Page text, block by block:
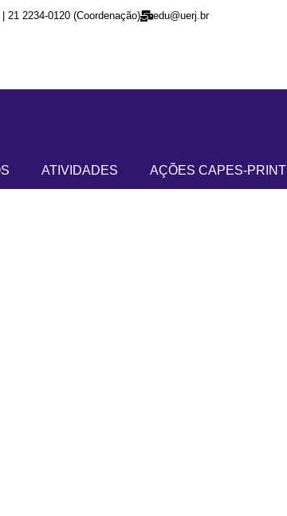
21 2234-0120 (Coordenação) edu@uerj.br
ATIVIDADES AÇÕES CAPES-PRINT